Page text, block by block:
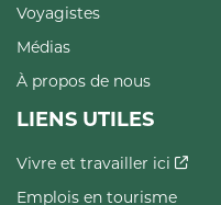
Voyagistes
Médias
À propos de nous
LIENS UTILES
Vivre et travailler ici
Emplois en tourisme